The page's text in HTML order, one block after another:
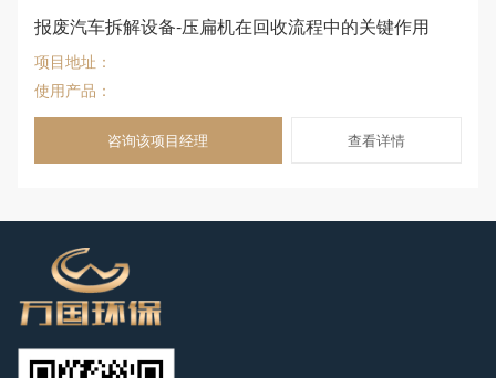
报废汽车拆解设备-压扁机在回收流程中的关键作用
项目地址：
使用产品：
咨询该项目经理 查看详情